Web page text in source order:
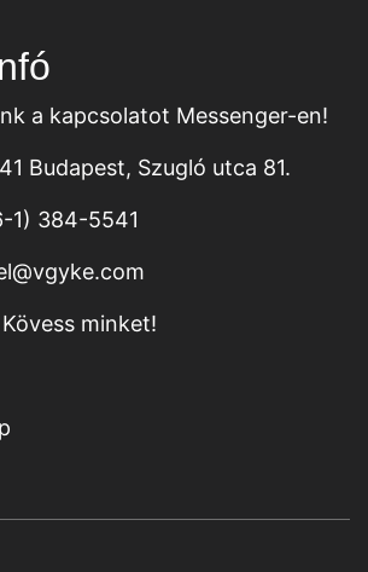
a kapcsolatot Messenger-en!
Budapest, Szugló utca 81.
1) 384-5541
minket!